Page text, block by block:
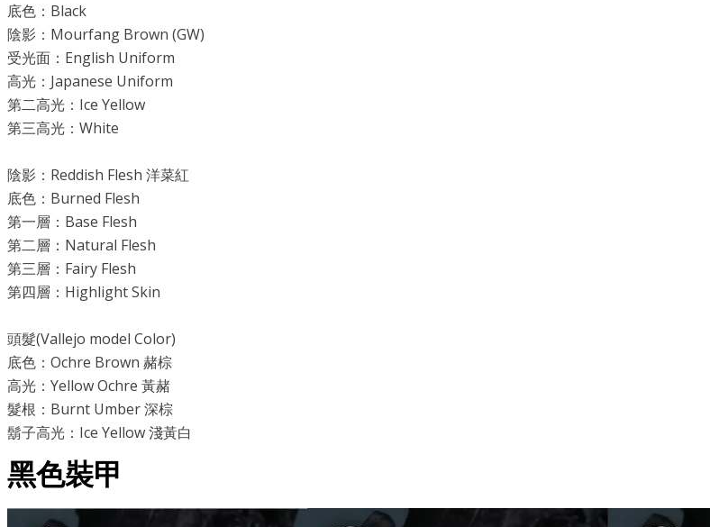
底色：Black
陰影：Mourfang Brown (GW)
受光面：English Uniform
高光：Japanese Uniform
第二高光：Ice Yellow
第三高光：White
陰影：Reddish Flesh 洋菜紅
底色：Burned Flesh
第一層：Base Flesh
第二層：Natural Flesh
第三層：Fairy Flesh
第四層：Highlight Skin
頭髮(Vallejo model Color)
底色：Ochre Brown 赭棕
高光：Yellow Ochre 黃赭
髮根：Burnt Umber 深棕
鬍子高光：Ice Yellow 淺黃白
黑色裝甲